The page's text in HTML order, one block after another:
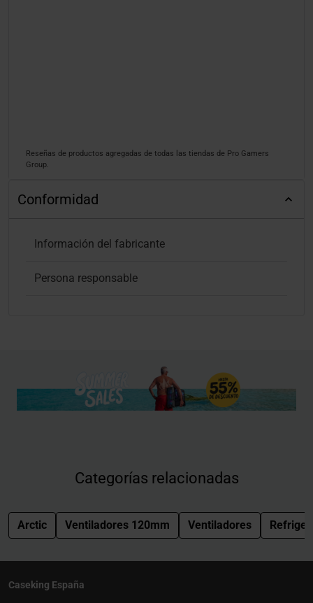
Reseñas de productos agregadas de todas las tiendas de Pro Gamers
Group.
Conformidad
Información del fabricante
Persona responsable
Categorías relacionadas
Arctic Ventiladores 120mm Ventiladores
Caseking España